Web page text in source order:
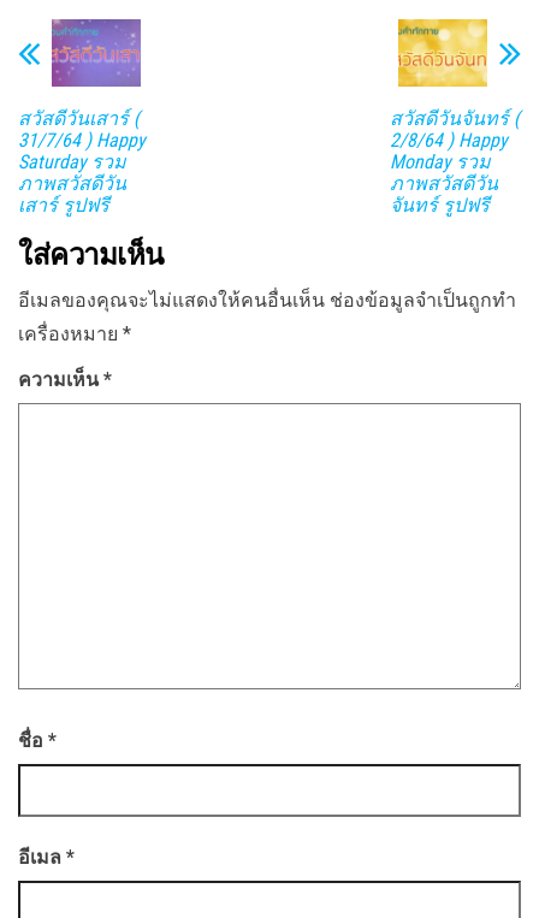
สวัสดีวันเสาร์ (
31/7/64 ) Happy
Saturday รวม
ภาพสวัสดีวัน
เสาร์ รูปฟรี
สวัสดีวันจันทร์ (
2/8/64 ) Happy
Monday รวม
ภาพสวัสดีวัน
จันทร์ รูปฟรี
ใส่ความเห็น
อีเมลของคุณจะไม่แสดงให้คนอื่นเห็น ช่องข้อมูลจำเป็นถูกทำ
เครื่องหมาย *
ความเห็น*
ชื่อ *
อีเมล *